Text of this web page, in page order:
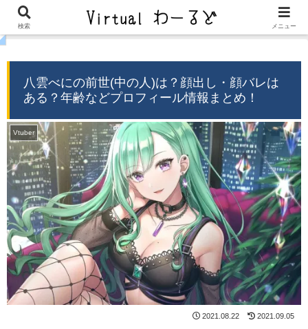
気になるを届ける−バーチャル情報局−
八雲べにの前世(中の人)は？顔出し・顔バレは
ある？年齢などプロフィール情報まとめ！
Vtuber
2021.08.22 2021.09.05
検索 メニュー